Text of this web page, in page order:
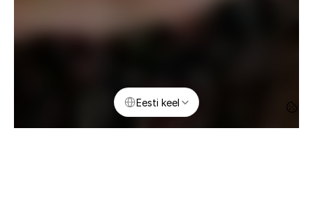
Select Language
Eesti keel